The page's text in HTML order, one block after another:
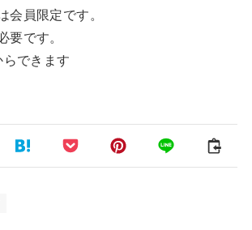
会員限定です。
要です。
らできます